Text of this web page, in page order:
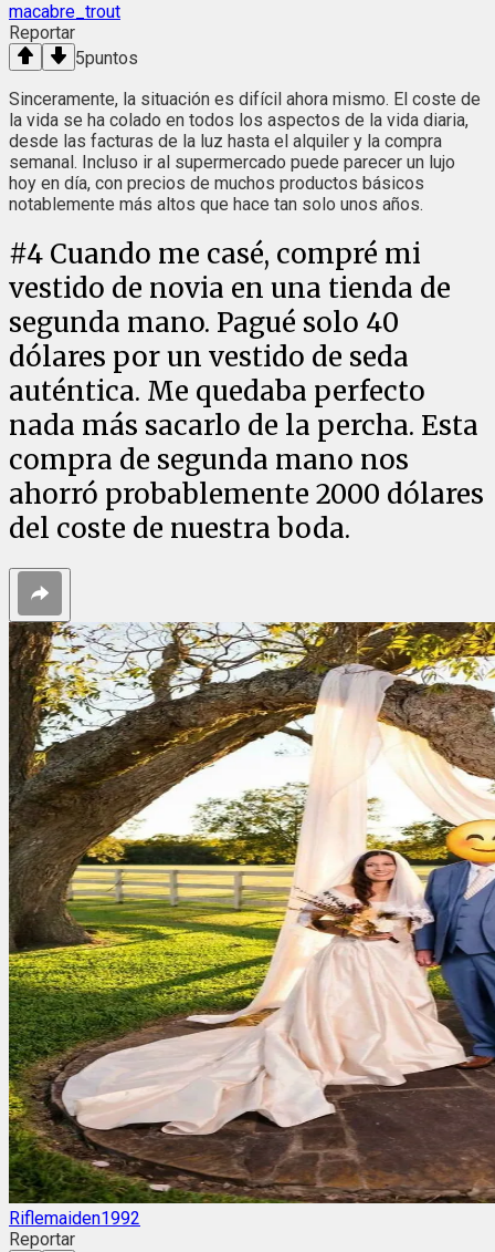
macabre_trout
Reportar
5puntos
Sinceramente, la situación es difícil ahora mismo. El coste de
la vida se ha colado en todos los aspectos de la vida diaria,
desde las facturas de la luz hasta el alquiler y la compra
semanal. Incluso ir al supermercado puede parecer un lujo
hoy en día, con precios de muchos productos básicos
notablemente más altos que hace tan solo unos años.
#4 Cuando me casé, compré mi
vestido de novia en una tienda de
segunda mano. Pagué solo 40
dólares por un vestido de seda
auténtica. Me quedaba perfecto
nada más sacarlo de la percha. Esta
compra de segunda mano nos
ahorró probablemente 2000 dólares
del coste de nuestra boda.
Riflemaiden1992
Reportar